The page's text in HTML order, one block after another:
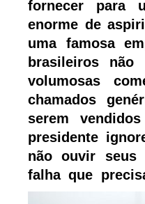
fornecer para
enorme de
uma famosa
brasileiros não
volumosas
chamados
serem
presidente
não ouvir seus
falha que